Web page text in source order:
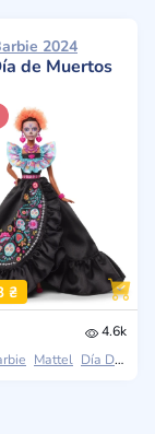
2024
de Muertos
₴
4.6k
Mattel Día De Muertos